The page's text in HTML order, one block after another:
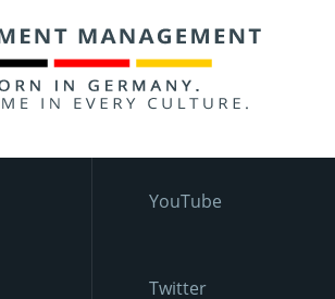
YouTube
Twitter